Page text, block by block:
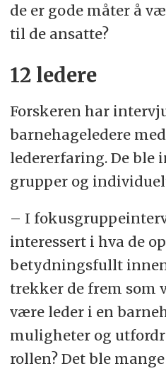
de er gode måter å
til de ansatte?
12 ledere
Forskeren har
barnehageledere
ledererfaring. De ble
grupper og
– I
interessert i hva de
betydningsfullt innen
trekker de frem som
være leder i en
muligheter og
rollen? Det ble